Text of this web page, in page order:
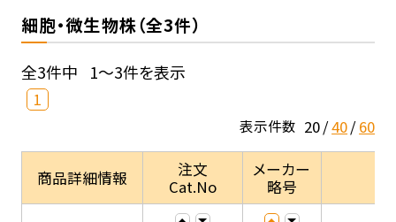
細胞・微生物株（全3件）
全3件中 1～3件を表示
1
表示件数 20 40 60
商品詳細情報
注文
Cat.No
メーカー
略号